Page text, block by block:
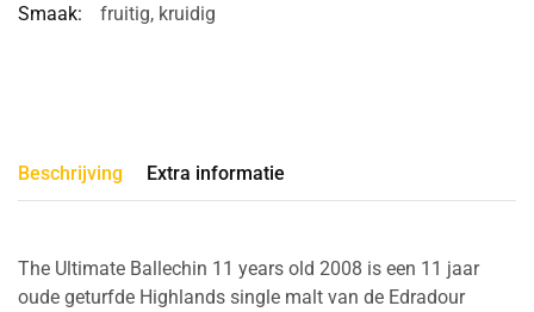
Smaak:
fruitig, kruidig
Beschrijving Extra informatie
The Ultimate Ballechin 11 years old 2008 is een 11 jaar
oude geturfde Highlands single malt van de Edradour